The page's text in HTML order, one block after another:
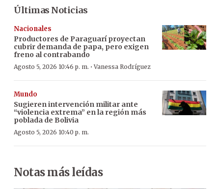
Últimas Noticias
Nacionales
Productores de Paraguarí proyectan
cubrir demanda de papa, pero exigen
freno al contrabando
Agosto 5, 2026 10:46 p. m. ·Vanessa Rodríguez
Mundo
Sugieren intervención militar ante
“violencia extrema” en la región más
poblada de Bolivia
Agosto 5, 2026 10:40 p. m.
Notas más leídas